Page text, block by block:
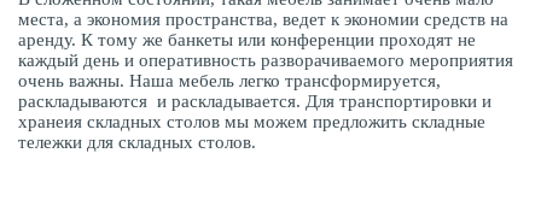
места, а экономия пространства, ведет к экономии средств на
аренду. К тому же банкеты или конференции проходят не
каждый день и оперативность разворачиваемого мероприятия
очень важны. Наша мебель легко трансформируется,
раскладываются и раскладывается. Для транспортировки и
хранеия складных столов мы можем предложить складные
тележки для складных столов.